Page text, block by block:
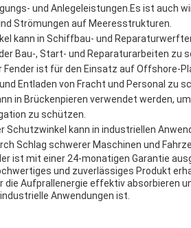
und Anlegeleistungen.Es ist auch
Strömungen auf Meeresstrukturen.
kann in Schiffbau- und
Bau-, Start- und Reparaturarbeiten zu
Fender ist für den Einsatz auf Offshore-
Entladen von Fracht und Personal zu
in Brückenpieren verwendet werden,
zu schützen.
Schutzwinkel kann in industriellen
Schlag schwerer Maschinen und
ist mit einer 24-monatigen Garantie
und zuverlässiges Produkt
Aufprallenergie effektiv absorbieren
Anwendungen ist.